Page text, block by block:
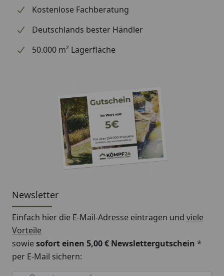
montierbar
rechts, links oder hinten
Kostenlose Fachberatung
Deutschlands bester Händler
50.000 m² Lagerfläche
Newsletter
Einfach hier die E-Mail-Adresse eintragen und viele
Vorteile
sowiesofort einen 5,00 € Newslettergutschein *
per E-Mail sichern:
Keine Eingabe erforderlich
Eingabe erforderlich
E-Mail *